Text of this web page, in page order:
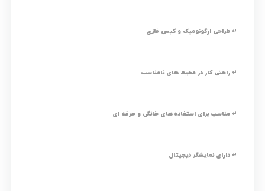
↵ طراحی ارگونومیک و کیس فلزی
↵ راحتی کار در محیط های نامناسب
↵ مناسب برای استفاده های خانگی و حرفه ای
↵ دارای نمایشگر دیجیتال